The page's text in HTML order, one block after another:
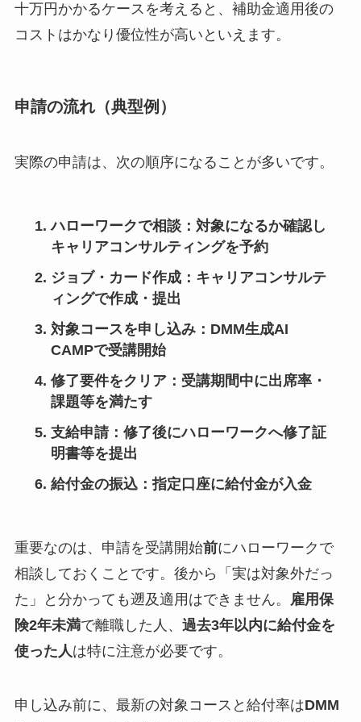
十万円かかるケースを考えると、補助金適用後の
コストはかなり優位性が高いといえます。
申請の流れ（典型例）
実際の申請は、次の順序になることが多いです。
ハローワークで相談：対象になるか確認し
キャリアコンサルティングを予約
ジョブ・カード作成：キャリアコンサルテ
ィングで作成・提出
対象コースを申し込み：DMM生成AI
CAMPで受講開始
修了要件をクリア：受講期間中に出席率・
課題等を満たす
支給申請：修了後にハローワークへ修了証
明書等を提出
給付金の振込：指定口座に給付金が入金
重要なのは、申請を受講開始前にハローワークで
相談しておくことです。後から「実は対象外だっ
た」と分かっても遡及適用はできません。
雇用保
険2年未満で離職した人、 過去3年以内に給付金を
使った人 は特に注意が必要です。
申し込み前に、最新の対象コースと給付率はDMM